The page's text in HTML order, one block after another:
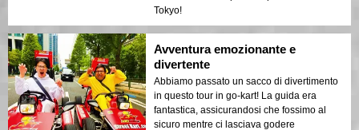
Tokyo!
Avventura emozionante e
divertente
Abbiamo passato un sacco di divertimento
in questo tour in go-kart! La guida era
fantastica, assicurandosi che fossimo al
sicuro mentre ci lasciava godere